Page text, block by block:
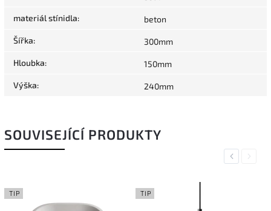
materiál stínidla: beton
Šířka: 300mm
Hloubka: 150mm
Výška: 240mm
SOUVISEJÍCÍ PRODUKTY
Previous
TIP TIP
Next